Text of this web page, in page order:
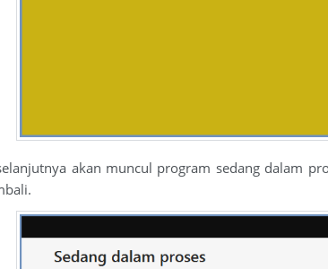
akan muncul program sedang dalam